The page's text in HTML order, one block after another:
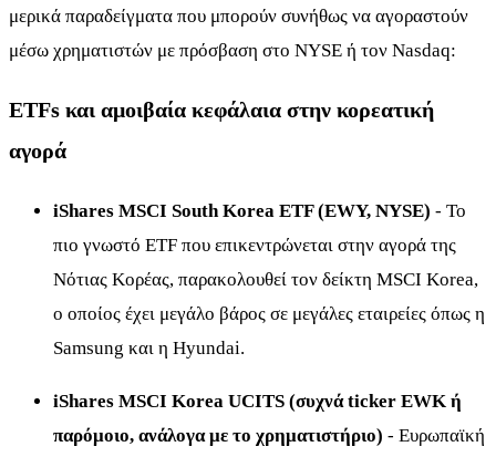
μερικά παραδείγματα που μπορούν συνήθως να αγοραστούν
μέσω χρηματιστών με πρόσβαση στο NYSE ή τον Nasdaq:
ETFs και αμοιβαία κεφάλαια στην κορεατική
αγορά
iShares MSCI South Korea ETF (EWY, NYSE) - Το
πιο γνωστό ETF που επικεντρώνεται στην αγορά της
Νότιας Κορέας, παρακολουθεί τον δείκτη MSCI Korea,
ο οποίος έχει μεγάλο βάρος σε μεγάλες εταιρείες όπως η
Samsung και η Hyundai.
iShares MSCI Korea UCITS (συχνά ticker EWK ή
παρόμοιο, ανάλογα με το χρηματιστήριο) - Ευρωπαϊκή